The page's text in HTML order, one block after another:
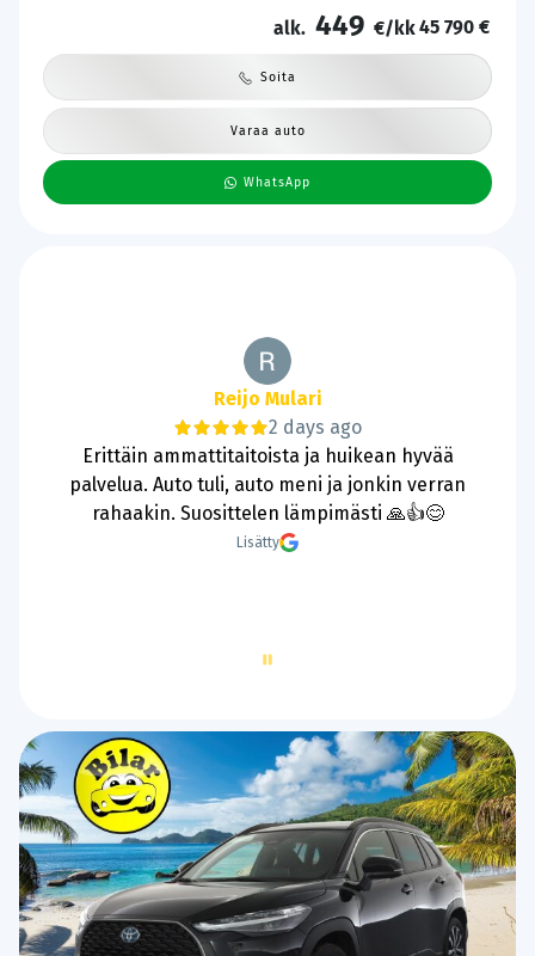
alk. 449 €/kk45 790 €
Soita
Varaa auto
WhatsApp
kimallus@gmail.com Kimallus
5 days ago
Hyvää ja nopeaa palvelua.
Lisätty